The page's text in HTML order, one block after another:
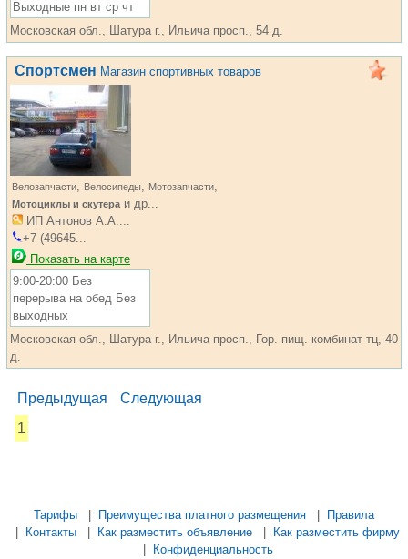
Выходные пн вт ср чт
Московская обл., Шатура г., Ильича просп., 54 д.
Спортсмен Магазин спортивных товаров
Велозапчасти, Велосипеды, Мотозапчасти,
Мотоциклы и скутераи др...
ИП Антонов А.А....
+7 (49645...
Показать на карте
9:00-20:00 Без
перерыва на обед Без
выходных
Московская обл., Шатура г., Ильича просп., Гор. пищ. комбинат тц, 40
д.
Предыдущая
Следующая
1
Тарифы Преимущества платного размещения
Правила
Контакты Как разместить объявление
Как разместить фирму
Конфиденциальность